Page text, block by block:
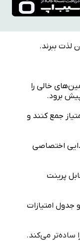
لذت ببرند.
خالی را
برود.
جمع کنند و
اختصاصی
پرینت
جدول امتیازات
ساده‌تر می‌کند.